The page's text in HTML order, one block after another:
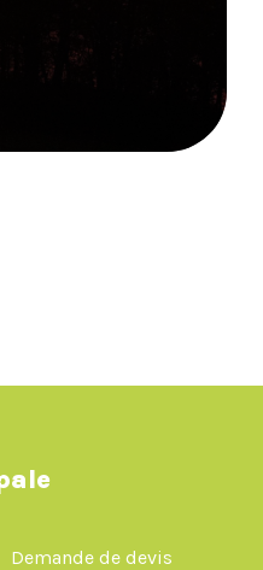
Demande de devis